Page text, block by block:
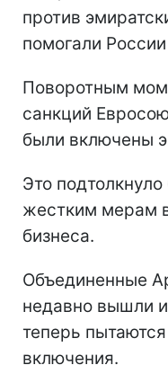
против
помогали
Поворотным
санкций
были включены
Это
жестким мерам
бизнеса.
Объединенные
недавно вышли
теперь
включения.